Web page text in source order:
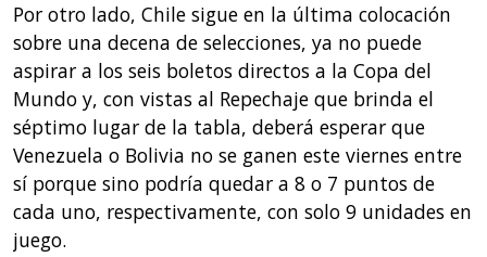
Por otro lado, Chile sigue en la última colocación
sobre una decena de selecciones, ya no puede
aspirar a los seis boletos directos a la Copa del
Mundo y, con vistas al Repechaje que brinda el
séptimo lugar de la tabla, deberá esperar que
Venezuela o Bolivia no se ganen este viernes entre
sí porque sino podría quedar a 8 o 7 puntos de
cada uno, respectivamente, con solo 9 unidades en
juego.